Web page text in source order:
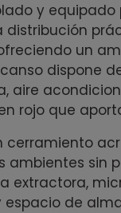
y
distribución
un
dispone
aire
rojo que
sin
extractora,
de